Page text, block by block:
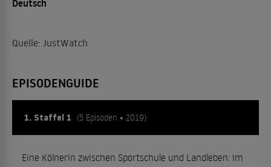
Deutsch
Quelle: JustWatch
EPISODENGUIDE
1. Staffel 1 (5 Episoden • 2019)
Eine Kölnerin zwischen Sportschule und Landleben: Im